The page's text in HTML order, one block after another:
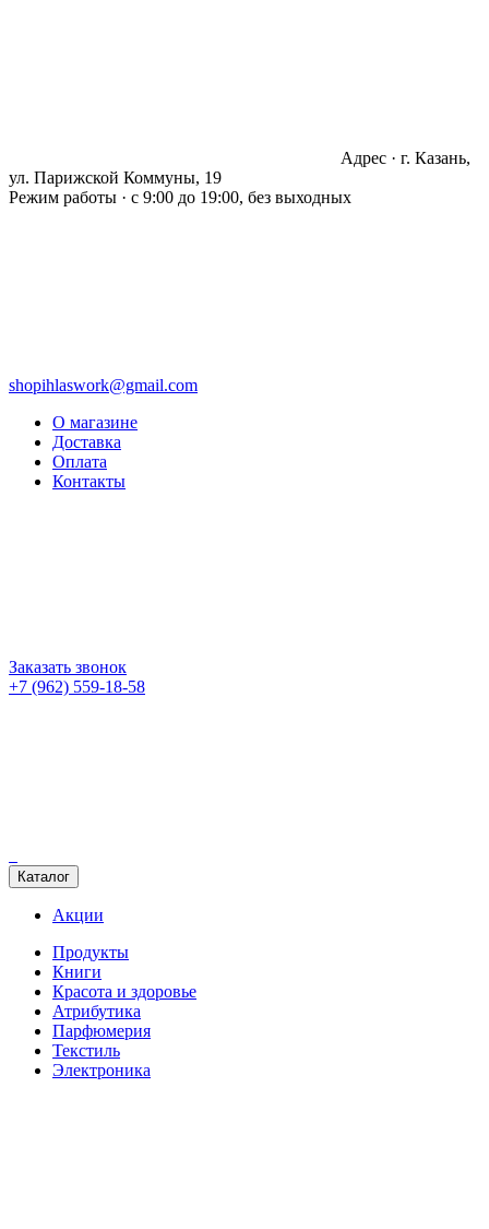
Адрес · г. Казань,
ул. Парижской Коммуны, 19
Режим работы · с 9:00 до 19:00, без выходных
shopihlaswork@gmail.com
О магазине
Доставка
Оплата
Контакты
Заказать звонок
+7 (962) 559-18-58
Каталог
Акции
Продукты
Книги
Красота и здоровье
Атрибутика
Парфюмерия
Текстиль
Электроника